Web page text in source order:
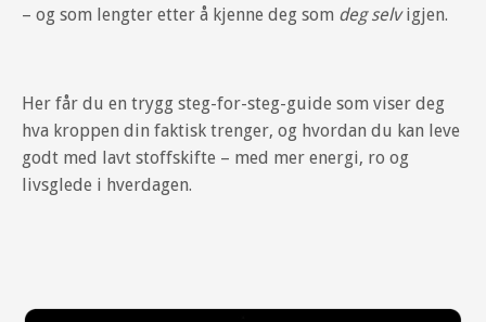
– og som lengter etter å kjenne deg som deg selvigjen.
Her får du en trygg steg-for-steg-guide som viser deg
hva kroppen din faktisk trenger, og hvordan du kan leve
godt med lavt stoffskifte – med mer energi, ro og
livsglede i hverdagen.